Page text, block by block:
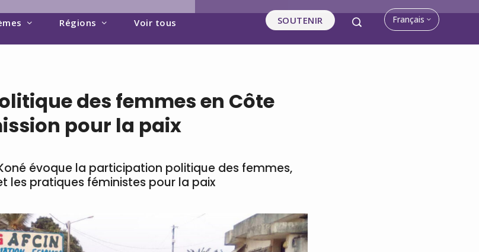
Régions Voir tous SOUTENIR Français
des femmes en Côte
pour la paix
évoque la participation politique des femmes,
les pratiques féministes pour la paix